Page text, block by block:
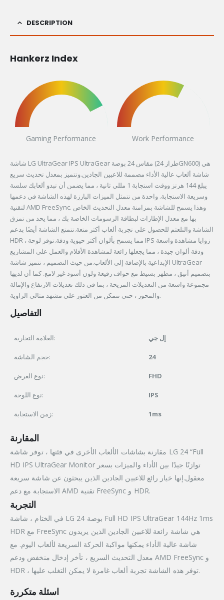
DESCRIPTION
Hankerz Index
Gaming Performance Work Performance
شاشة LG UltraGear IPS UltraGear مقاس 24 بوصة (طراز 24GN600) هي
شاشة ألعاب عالية الأداء مصممة للاعبين الجادين.وتتميز بمعدل تحديث سريع
يبلغ 144 هرتز ووقت استجابة 1 مللي ثانية ، مما يضمن أن تبدو ألعابك سلسة
وسريعة الاستجابة. واحدة من تتمثل الميزات البارزة لهذه الشاشة في دعمها
لتقنية AMD FreeSync. وهذا يسمح للشاشة بمزامنة معدل التحديث الخاص
بها مع معدل الإطارات لبطاقة الرسومات الخاصة بك ، مما يحد من تمزق
الشاشة والتلعثم للحصول على تجربة ألعاب أكثر متعة.تتمتع الشاشة أيضًا بدعم
HDR ، مما يسمح بألوان أكثر حيوية ودقة.توفر لوحة IPS زوايا مشاهدة واسعة
ودقة ألوان جيدة ، مما يجعلها رائعة لمشاهدة الأفلام والعمل على المشاريع
الإبداعية بالإضافة إلى الألعاب.من حيث التصميم ، تتميز شاشة UltraGear
بتصميم أنيق ، مظهر بسيط مع حواف رفيعة ولون أسود غير لامع. كما أن لديها
مجموعة واسعة من التعديلات المريحة ، بما في ذلك تعديلات الارتفاع والإمالة
والمحور ، حتى تتمكن من العثور على مشهد مثالي الزاوية.
التفاصيل
العلامة التجارية: إل جي
حجم الشاشة: 24
نوع العرض: FHD
نوع اللوحة: IPS
زمن الاستجابة: 1ms
المقارنة
مقارنة بشاشات الألعاب الأخرى في فئتها ، توفر شاشة LG 24 “Full
HD IPS UltraGear Monitor توازنًا جيدًا بين الأداء والميزات بسعر
معقول.إنها خيار رائع للاعبين الجادين الذين يبحثون عن شاشة سريعة
الاستجابة مع دعم AMD تقنية FreeSync و HDR.
التجربة
في الختام ، شاشة LG 24 بوصة Full HD IPS UltraGear 144Hz 1ms
HDR مع FreeSync هي شاشة رائعة للاعبين الجادين الذين يريدون
شاشة عالية الأداء يمكنها مواكبة الحركة السريعة لألعاب اليوم. مع
معدل التحديث السريع ، تأخر إدخال منخفض ودعم AMD FreeSync و
HDR ، توفر هذه الشاشة تجربة ألعاب غامرة لا يمكن التغلب عليها.
اسئلة متكررة